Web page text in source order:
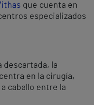
que cuenta en
especializados
descartada, la
en la cirugía,
caballo entre la